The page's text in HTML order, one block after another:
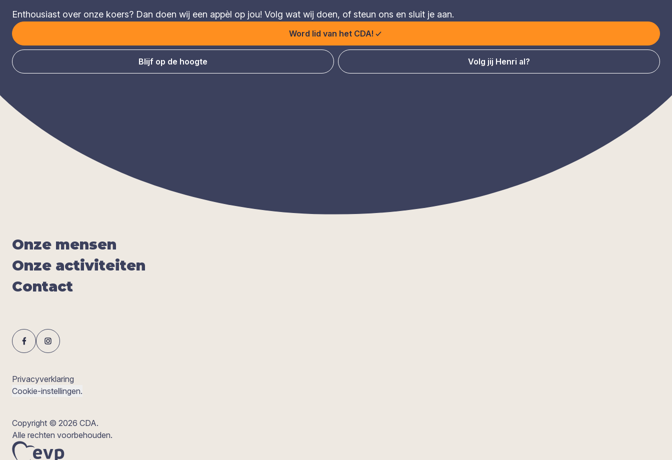
Enthousiast over onze koers? Dan doen wij een appèl op jou! Volg wat wij doen, of steun ons en sluit je aan.
Word lid van het CDA!
Blijf op de hoogte Volg jij Henri al?
Onze men­sen
Onze acti­vi­tei­ten
Con­tact
Privacyverklaring
Cookie-instellingen.
Copyright © 2026 CDA.
Alle rechten voorbehouden.